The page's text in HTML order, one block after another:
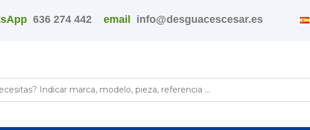
636 274 442 email info@desguacescesar.es